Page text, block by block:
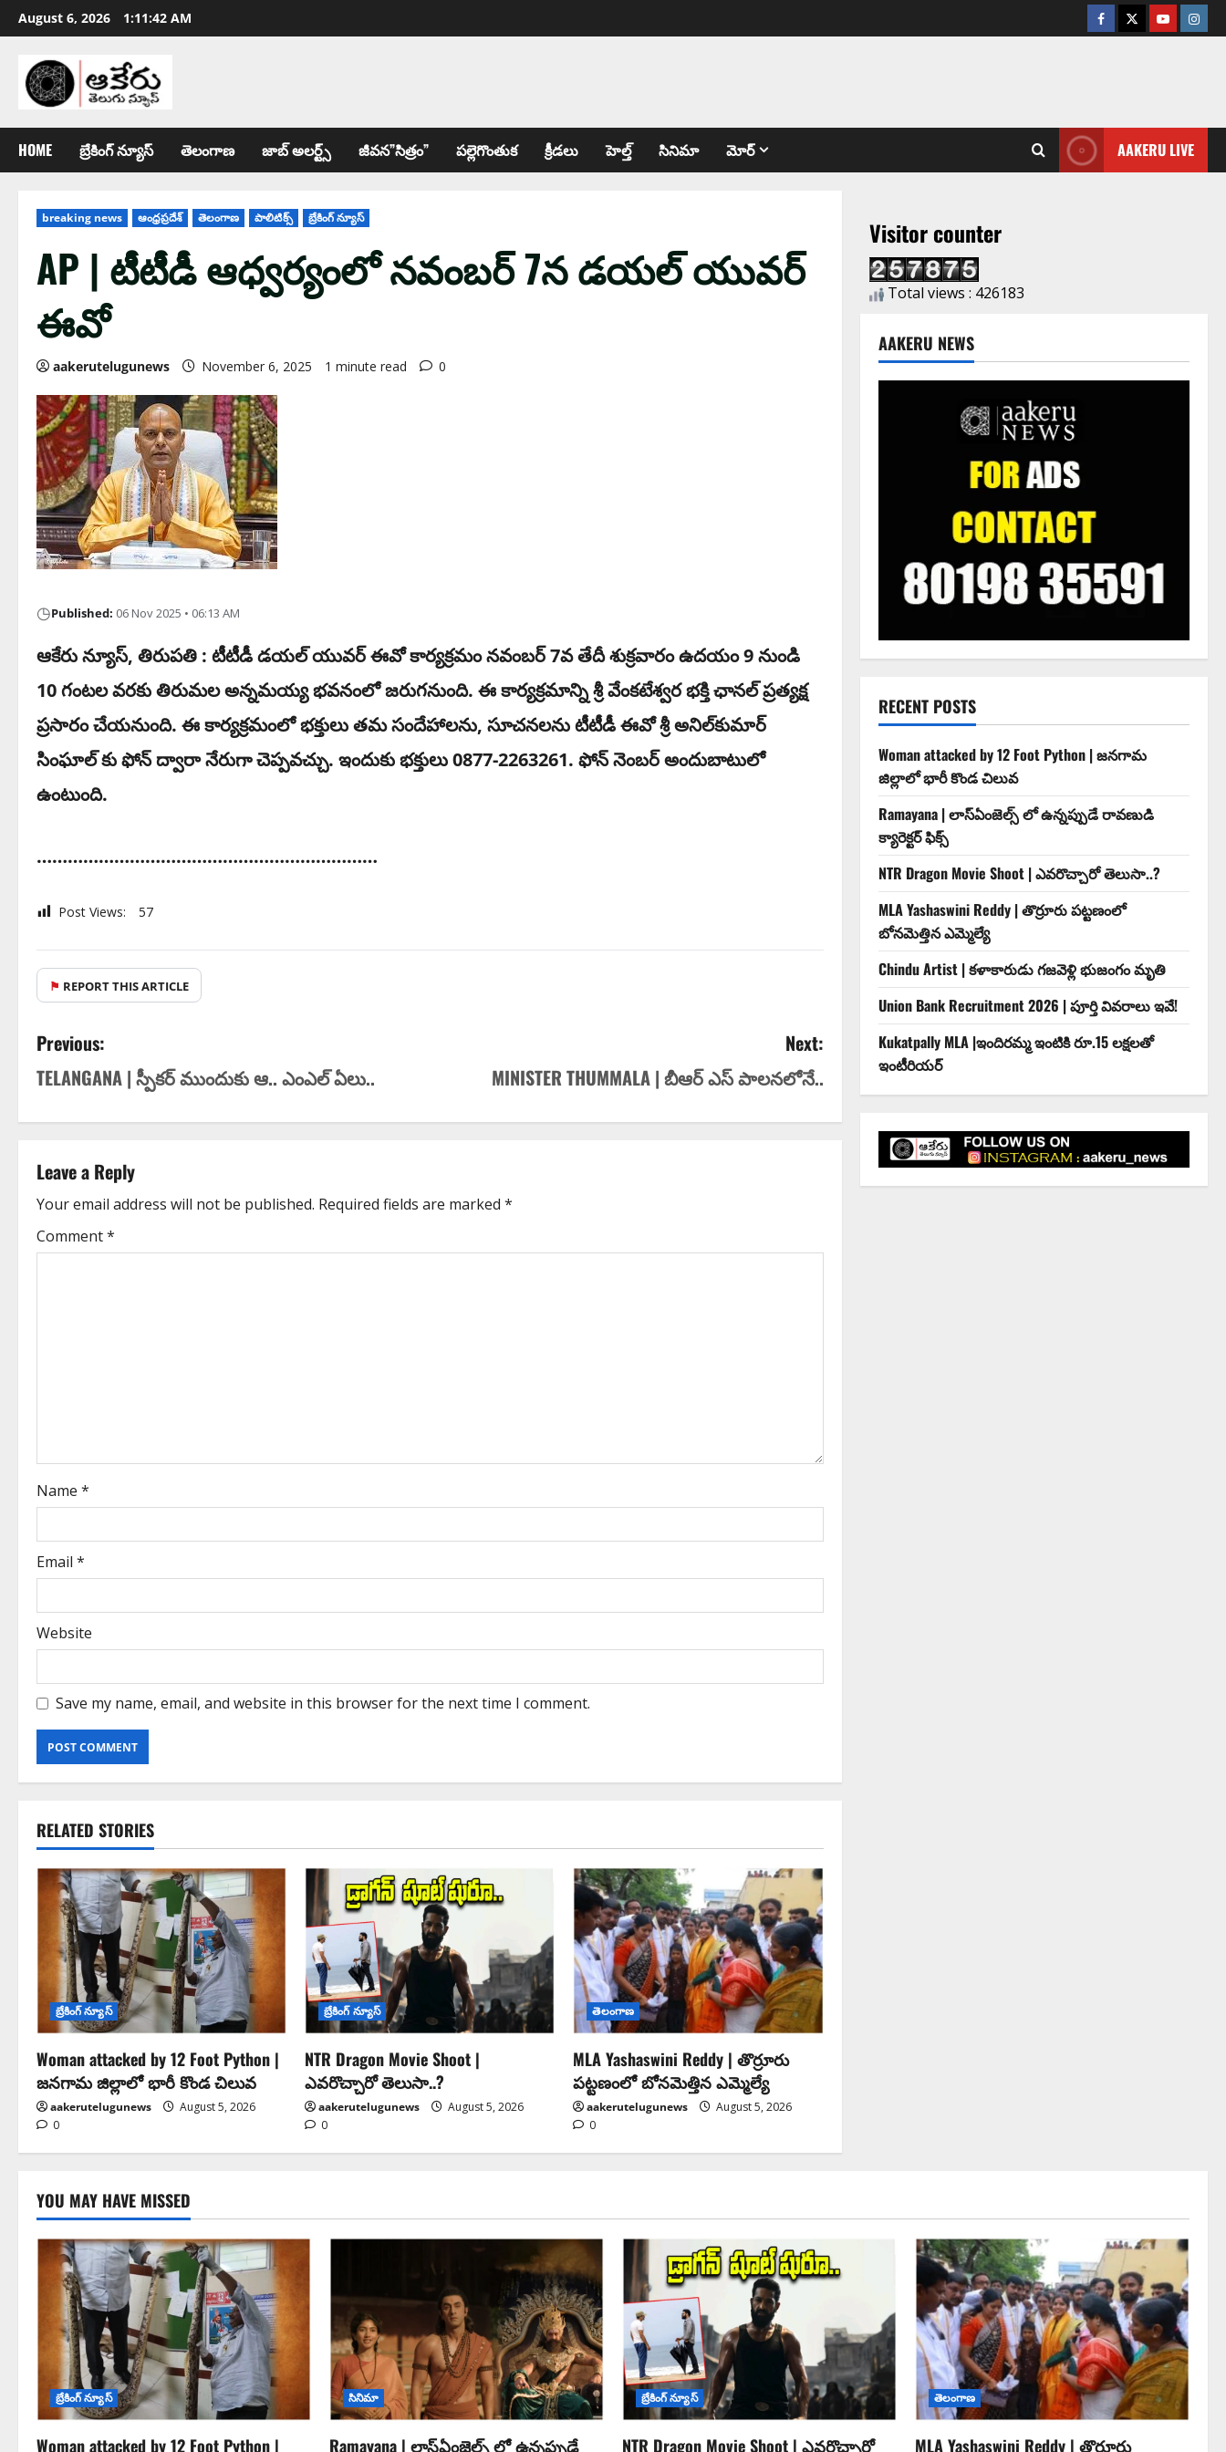
August 6, 2026 1:11:43 AM
HOME బ్రేకింగ్ న్యూస్ తెలంగాణ జాబ్ అల‌ర్ట్స్ జీవన”సిత్రం” పల్లెగొంతుక క్రీడలు హెల్త్ సినిమా మోర్ AAKERU LIVE
breaking news ఆంధ్ర‌ప్ర‌దేశ్ తెలంగాణ పాలిటిక్స్ బ్రేకింగ్ న్యూస్
AP | టీటీడీ ఆధ్వ‌ర్యంలో న‌వంబ‌ర్ 7న డ‌య‌ల్ యువ‌ర్
ఈవో
aakerutelugunews November 6, 2025 1 minute read 0
◷Published: 06 Nov 2025 • 06:13 AM
ఆకేరు న్యూస్‌, తిరుప‌తి : టీటీడీ డ‌య‌ల్ యువ‌ర్ ఈవో కార్య‌క్ర‌మం నవంబర్ 7వ తేదీ శుక్ర‌వారం ఉద‌యం 9 నుండి
10 గంట‌ల వ‌ర‌కు తిరుమ‌ల అన్న‌మ‌య్య భ‌వ‌నంలో జరుగనుంది. ఈ కార్య‌క్ర‌మాన్ని శ్రీ వేంక‌టేశ్వ‌ర భ‌క్తి ఛాన‌ల్ ప్ర‌త్య‌క్ష
ప్ర‌సారం చేయ‌నుంది. ఈ కార్యక్రమంలో భక్తులు తమ సందేహాలను, సూచనలను టీటీడీ ఈవో శ్రీ అనిల్‌కుమార్
సింఘాల్ కు ఫోన్‌ ద్వారా నేరుగా చెప్ప‌వ‌చ్చు. ఇందుకు భక్తులు 0877-2263261. ఫోన్ నెంబ‌ర్ అందుబాటులో
ఉంటుంది.
…………………………………………………………
Post Views: 57
⚑ REPORT THIS ARTICLE
Previous:
TELANGANA | స్పీక‌ర్ ముందుకు ఆ.. ఎంఎల్ ఏలు..
Next:
MINISTER THUMMALA | బీఆర్ ఎస్ పాల‌న‌లోనే..
Leave a Reply
Your email address will not be published. Required fields are marked *
Comment*
Name *
Email *
Website
Save my name, email, and website in this browser for the next time I comment.
RELATED STORIES
బ్రేకింగ్ న్యూస్
Woman attacked by 12 Foot Python |
జనగామ జిల్లాలో భారీ కొండ చిలువ
aakerutelugunews
August 5, 2026
0
బ్రేకింగ్ న్యూస్
NTR Dragon Movie Shoot |
ఎవరొచ్చారో తెలుసా..?
aakerutelugunews
August 5, 2026
0
తెలంగాణ
MLA Yashaswini Reddy | తొర్రూరు
పట్టణంలో బోనమెత్తిన ఎమ్మెల్యే
aakerutelugunews
August 5, 2026
0
Visitor counter
Total views : 426183
AAKERU NEWS
RECENT POSTS
Woman attacked by 12 Foot Python | జనగామ
జిల్లాలో భారీ కొండ చిలువ
Ramayana | లాస్ఏంజెల్స్ లో ఉన్నప్పుడే రావణుడి
క్యారెక్టర్ ఫిక్స్
NTR Dragon Movie Shoot | ఎవరొచ్చారో తెలుసా..?
MLA Yashaswini Reddy | తొర్రూరు పట్టణంలో
బోనమెత్తిన ఎమ్మెల్యే
Chindu Artist | కళాకారుడు గజవెళ్లి భుజంగం మృతి
Union Bank Recruitment 2026 | పూర్తి వివరాలు ఇవే!
Kukatpally MLA |ఇందిర‌మ్మ ఇంటికి రూ.15 ల‌క్ష‌ల‌తో
ఇంటీరియ‌ర్‌
YOU MAY HAVE MISSED
బ్రేకింగ్ న్యూస్
Woman attacked by 12 Foot Python |
సినిమా
Ramayana | లాస్ఏంజెల్స్ లో ఉన్నప్పుడే
బ్రేకింగ్ న్యూస్
NTR Dragon Movie Shoot | ఎవరొచ్చారో
తెలంగాణ
MLA Yashaswini Reddy | తొర్రూరు